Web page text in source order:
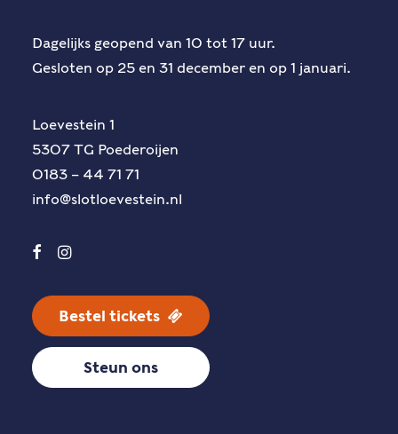
Dagelijks geopend van 10 tot 17 uur.
Gesloten op 25 en 31 december en op 1 januari.
Loevestein 1
5307 TG Poederoijen
0183 – 44 71 71
info@slotloevestein.nl
Bestel tickets
Steun ons